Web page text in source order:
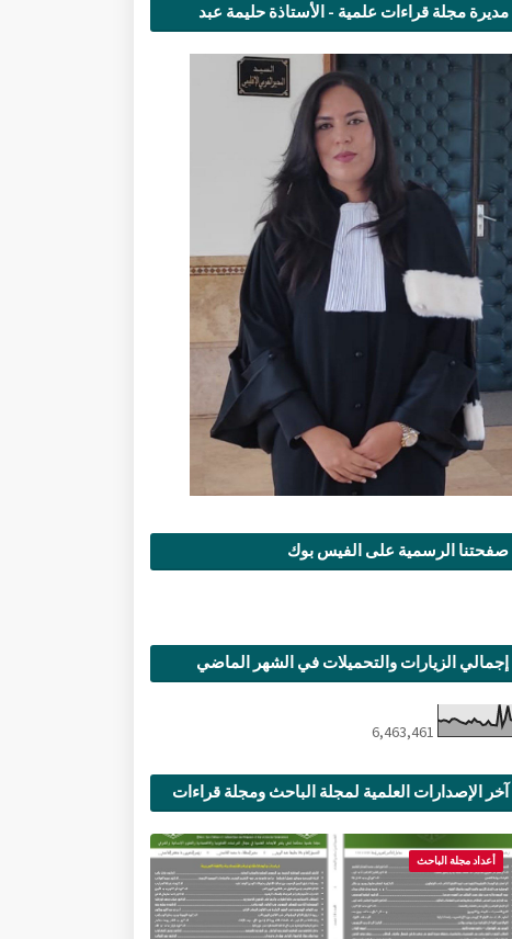
مديرة مجلة قراءات علمية - الأستاذة حليمة عبد
صفحتنا الرسمية على الفيس بوك
إجمالي الزيارات والتحميلات في الشهر الماضي
6,463,461
آخر الإصدارات العلمية لمجلة الباحث ومجلة قراءات
أعداد مجلة الباحث